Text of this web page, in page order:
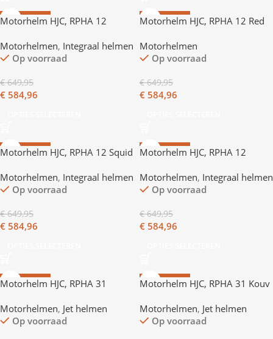
AANBIEDING
Motorhelm HJC, RPHA 12
Motorhelmen, Integraal helmen
Op voorraad
€649,95
€ 584,96
AANBIEDING
Motorhelm HJC, RPHA 12 Red
Motorhelmen
Op voorraad
€649,95
€ 584,96
AANBIEDING
Motorhelm HJC, RPHA 12 Squid
Motorhelmen, Integraal helmen
Op voorraad
€649,95
€ 584,96
AANBIEDING
Motorhelm HJC, RPHA 12
Motorhelmen, Integraal helmen
Op voorraad
€649,95
€ 584,96
AANBIEDING
Motorhelm HJC, RPHA 31
Motorhelmen, Jet helmen
Op voorraad
AANBIEDING
Motorhelm HJC, RPHA 31 Kouv
Motorhelmen, Jet helmen
Op voorraad